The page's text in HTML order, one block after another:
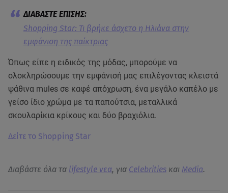
Shopping Star: Τι βρήκε άσχετο η Ηλιάνα στην
εμφάνιση της παίκτριας
Όπως είπε η ειδικός της μόδας, μπορούμε να
ολοκληρώσουμε την εμφάνισή μας επιλέγοντας κλειστά
ψάθινα mules σε καφέ απόχρωση, ένα μεγάλο καπέλο με
γείσο ίδιο χρώμα με τα παπούτσια, μεταλλικά
σκουλαρίκια κρίκους και δύο βραχιόλια.
Δείτε το Shopping Star
Διαβάστε όλα τα lifestyle νεα, για Celebrities και Media.